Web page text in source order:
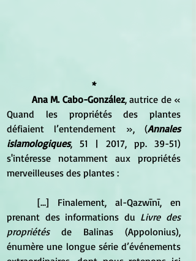
*
Ana M. Cabo-González, autrice de «
Quand les propriétés des plantes
défiaient l’entendement », (Annales
islamologiques, 51 | 2017, pp. 39-51)
s'intéresse notamment aux propriétés
merveilleuses des plantes :
prenant des informations du Livre des
propriétés de Balinas (Appolonius),
énumère une longue série d’événements